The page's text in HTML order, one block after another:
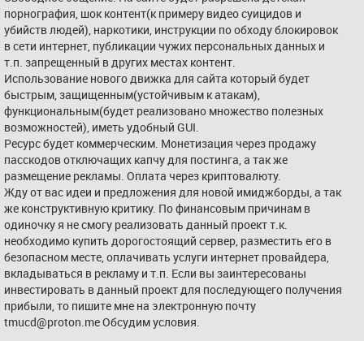
порнография, шок контент(к примеру видео суицидов и
убийств людей), наркотики, инструкции по обходу блокировок
в сети интернет, публикации чужих персональных данных и
т.п. запрещенный в других местах контент.
Использование нового движка для сайта который будет
быстрым, защищенным(устойчивым к атакам),
функциональным(будет реализовано множество полезных
возможностей), иметь удобный GUI.
Ресурс будет коммерческим. Монетизация через продажу
пасскодов отключащих капчу для постинга, а так же
размещение рекламы. Оплата через криптовалюту.
Жду от вас идеи и предложения для новой имиджборды, а так
же конструктивную критику. По финансовым причинам в
одиночку я не смогу реализовать данный проект т.к.
необходимо купить дорогостоящий сервер, разместить его в
безопасном месте, оплачивать услуги интернет провайдера,
вкладываться в рекламу и т.п. Если вы заинтересованы
инвестировать в данный проект для последующего получения
прибыли, то пишите мне на электронную почту
tmucd@proton.me Обсудим условия.